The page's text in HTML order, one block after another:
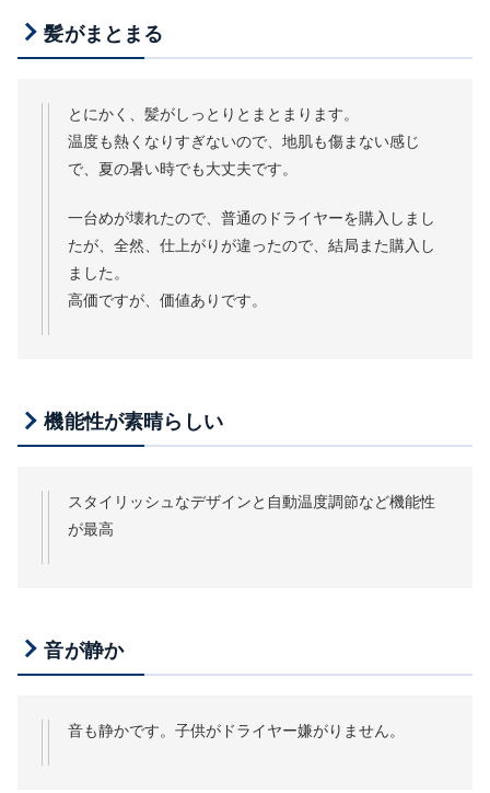
髪がまとまる
とにかく、髪がしっとりとまとまります。
温度も熱くなりすぎないので、地肌も傷まない感じ
で、夏の暑い時でも大丈夫です。
一台めが壊れたので、普通のドライヤーを購入しまし
たが、全然、仕上がりが違ったので、結局また購入し
ました。
高価ですが、価値ありです。
機能性が素晴らしい
スタイリッシュなデザインと自動温度調節など機能性
が最高
音が静か
音も静かです。子供がドライヤー嫌がりません。